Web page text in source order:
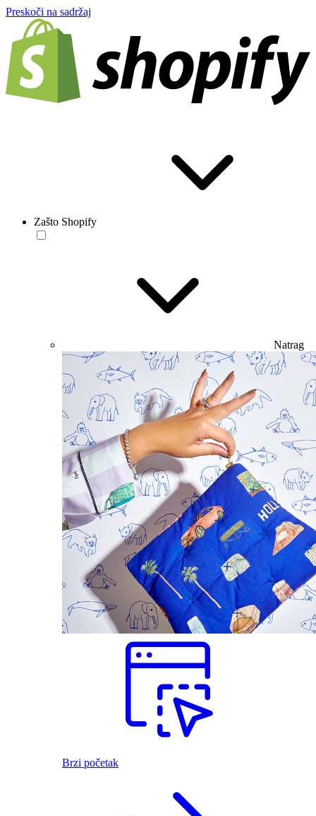
Preskoči na sadržaj
Zašto Shopify
Natrag
Brzi početak